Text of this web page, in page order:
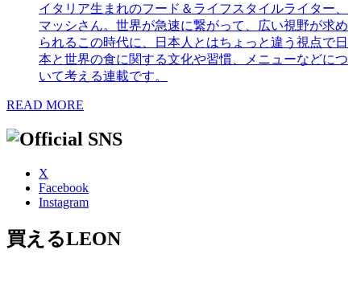
イタリア生まれのフード＆ライフスタイルライター、
マッシさん。世界が急速に繋がって、広い視野が求め
られるこの時代に、日本人とはちょっと違う視点で日
本と世界の食に関する文化や習慣、メニューなどにつ
いて考える連載です。
READ MORE
X
Facebook
Instagram
買えるLEON